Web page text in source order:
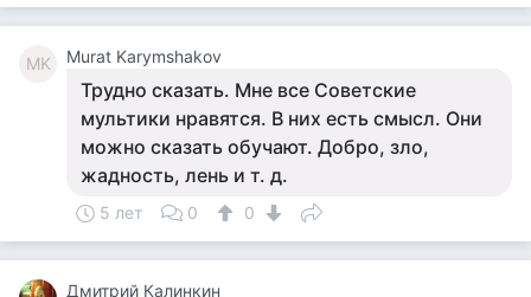
MK Murat Karymshakov
Трудно сказать. Мне все Советские
мультики нравятся. В них есть смысл. Они
можно сказать обучают. Добро, зло,
жадность, лень и т. д.
5 лет 0 0
Дмитрий Калинкин